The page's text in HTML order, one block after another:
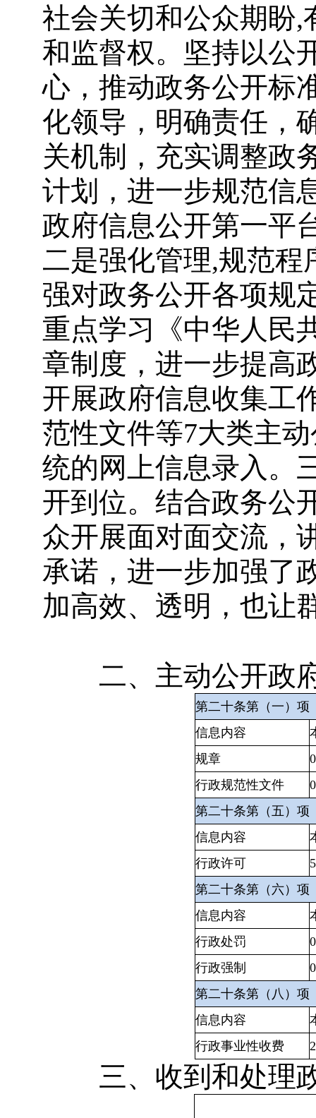
社会关切和公众期盼,
和监督权。坚持以公
心，推动政务公开标
化领导，明确责任，
关机制，充实调整政
计划，进一步规范信
政府信息公开第一平
二是强化管理,规范
强对政务公开各项规
重点学习《中华人民
章制度，进一步提高
开展政府信息收集工
范性文件等7大类主
统的网上信息录入。
开到位。结合政务公
众开展面对面交流，
承诺，进一步加强了
加高效、透明，也让
二、主动公开政
第二十条第（一）项
信息内容
规章
0
行政规范性文件
0
第二十条第（五）项
信息内容
行政许可
第二十条第（六）项
信息内容
行政处罚
0
行政强制
0
第二十条第（八）项
信息内容
行政事业性收费
三、收到和处理政